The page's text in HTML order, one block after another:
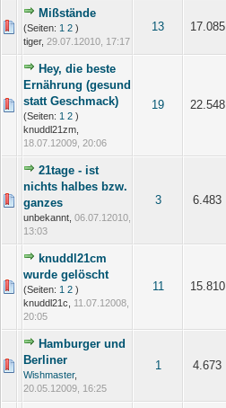
Mißstände
(Seiten: 1 2 )
tiger, 29.07.12010, 17:17
13 17.085
Hey, die beste
Ernährung (gesund
statt Geschmack)
(Seiten: 1 2 )
knuddl21zm,
18.07.12009, 20:06
19 22.548
21tage - ist
nichts halbes bzw.
ganzes
unbekannt, 06.07.12010,
13:03
3 6.483
knuddl21cm
wurde gelöscht
(Seiten: 1 2 )
knuddl21c, 11.07.12008,
20:05
11 15.810
Hamburger und
Berliner
Wishmaster,
20.05.12009, 16:25
1 4.673